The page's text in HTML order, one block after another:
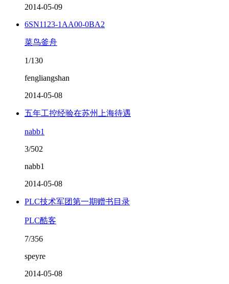
2014-05-09
6SN1123-1AA00-0BA2
菜鸟釜舟
1/130
fengliangshan
2014-05-08
五年工控经验在苏州上海待遇
nabb1
3/502
nabb1
2014-05-08
PLC技术军团第一期赠书目录
PLC酷客
7/356
speyre
2014-05-08